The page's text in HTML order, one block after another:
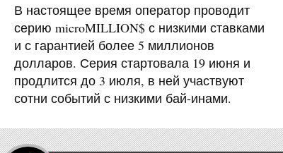
В настоящее время оператор проводит
серию microMILLION$ с низкими ставками
и с гарантией более 5 миллионов
долларов. Серия стартовала 19 июня и
продлится до 3 июля, в ней участвуют
сотни событий с низкими бай-инами.